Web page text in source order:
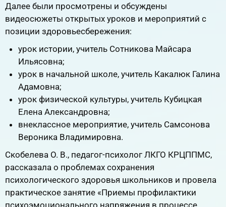
Далее были просмотрены и обсуждены
видеосюжеты открытых уроков и мероприятий с
позиции здоровьесбережения:
урок истории, учитель Сотникова Майсара
Ильясовна;
урок в начальной школе, учитель Какалюк Галина
Адамовна;
урок физической культуры, учитель Кубицкая
Елена Александровна;
внеклассное мероприятие, учитель Самсонова
Вероника Владимировна.
Скобелева О. В., педагог-психолог ЛКГО КРЦППМС,
рассказала о проблемах сохранения
психологического здоровья школьников и провела
практическое занятие «Приемы профилактики